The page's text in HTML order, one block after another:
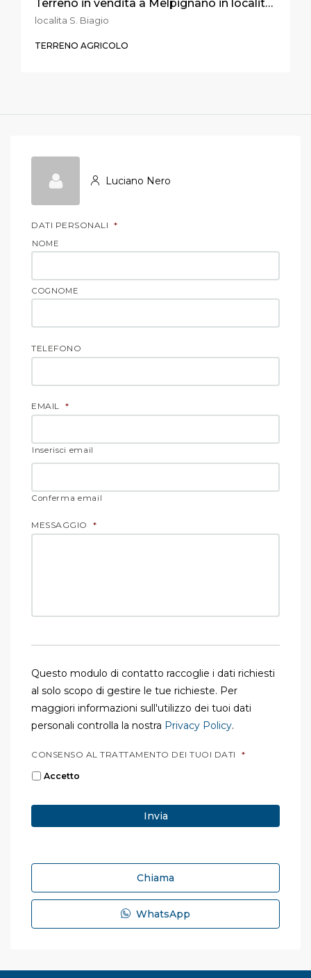
Terreno in vendita a Melpignano in località S. Biagio
localita S. Biagio
TERRENO AGRICOLO
Luciano Nero
DATI PERSONALI *
NOME
COGNOME
TELEFONO
EMAIL *
Inserisci email
Conferma email
MESSAGGIO *
Questo modulo di contatto raccoglie i dati richiesti
al solo scopo di gestire le tue richieste. Per
maggiori informazioni sull'utilizzo dei tuoi dati
personali controlla la nostra Privacy Policy.
CONSENSO AL TRATTAMENTO DEI TUOI DATI *
Accetto
Chiama
WhatsApp